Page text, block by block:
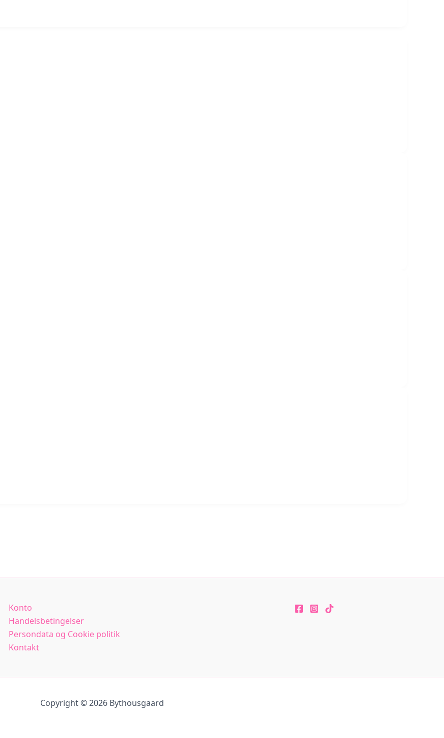
Konto
Handelsbetingelser
Persondata og Cookie politik
Kontakt
Copyright © 2026 Bythousgaard